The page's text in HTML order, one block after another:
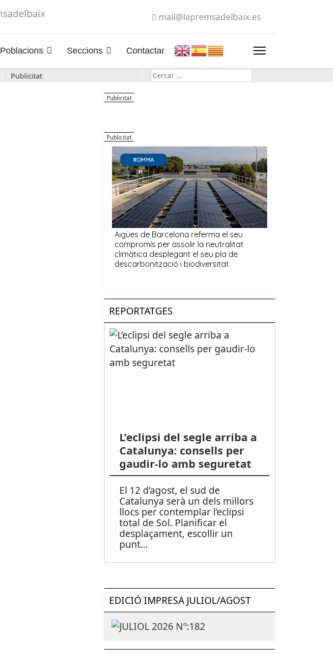
mail@lapremsadelbaix.es
Poblacions Seccions Contactar
Publicitat Cerca
REPORTATGES
L’eclipsi del segle arriba a
Catalunya: consells per
gaudir-lo amb seguretat
El 12 d’agost, el sud de
Catalunya serà un dels millors
llocs per contemplar l’eclipsi
total de Sol. Planificar el
desplaçament, escollir un
punt...
EDICIÓ IMPRESA JULIOL/AGOST